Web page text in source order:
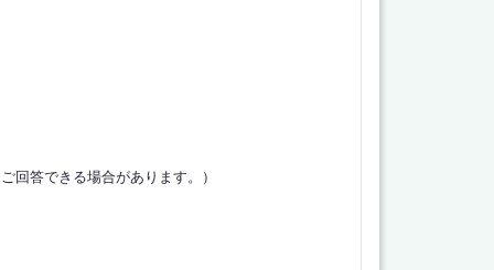
回答できる場合があります。）